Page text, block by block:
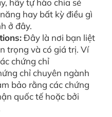
hãy tự hào chia sẻ
hay bất kỳ điều gì
ở đây.
Đây là nơi bạn liệt
trọng và có giá trị. Ví
chứng chỉ
chỉ chuyên ngành
bảo rằng các chứng
quốc tế hoặc bởi